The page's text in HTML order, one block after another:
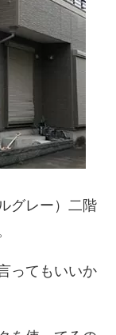
グレー）二階
ってもいいか